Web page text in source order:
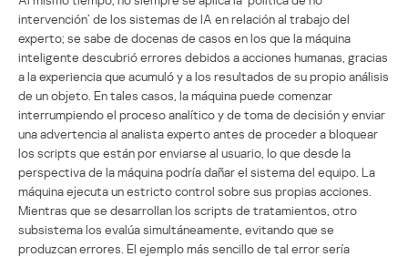
intervención’ de los sistemas de IA en relación al trabajo del
experto; se sabe de docenas de casos en los que la máquina
inteligente descubrió errores debidos a acciones humanas, gracias
a la experiencia que acumuló y a los resultados de su propio análisis
de un objeto. En tales casos, la máquina puede comenzar
interrumpiendo el proceso analítico y de toma de decisión y enviar
una advertencia al analista experto antes de proceder a bloquear
los scripts que están por enviarse al usuario, lo que desde la
perspectiva de la máquina podría dañar el sistema del equipo. La
máquina ejecuta un estricto control sobre sus propias acciones.
Mientras que se desarrollan los scripts de tratamientos, otro
subsistema los evalúa simultáneamente, evitando que se
produzcan errores. El ejemplo más sencillo de tal error sería